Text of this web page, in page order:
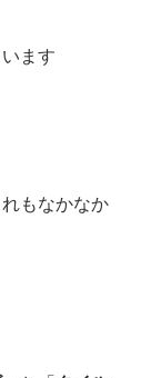
ます
もなかなか